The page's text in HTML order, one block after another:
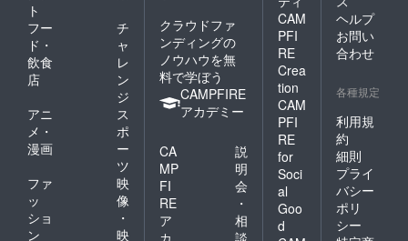
ト
フー
ド・
飲食
店
チ
ャ
レ
ン
ジ
アニ
メ・
漫画
ス
ポ
ー
ツ
ファ
ッ
ショ
ン
映
像
・
映
クラウドファ
ンディングの
ノウハウを無
料で学ぼう
CAMPFIRE
アカデミー
CA
MP
FI
RE
ア
カ
説
明
会
・
相
談
CAM
PFI
RE
Crea
tion
CAM
PFI
RE
for
Soci
al
Goo
d
ヘルプ
お問い
合わせ
各種規定
利用規
約
細則
プライ
バシー
ポリ
シー